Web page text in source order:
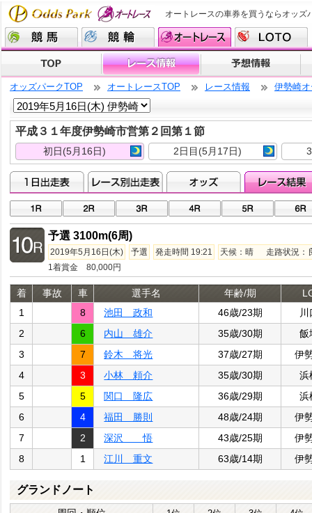
オートレースの車券を買うならオッズ
オッズパークTOP オートレースTOP レース情報 伊勢崎
平成３１年度伊勢崎市営第２回第１節
初日(5月16日) 2日目(5月17日)
予選 3100m(6周)
2019年5月16日(木) 予選 発走時間 19:21
天候：晴 走路状況
1着賞金 80,000円
着 事故 車 選手名 年齢/期
1
8 池田 政和 46歳/23期
川
2
6 内山 雄介 35歳/30期
飯
3
7 鈴木 将光 37歳/27期
伊
4
3 小林 頼介 35歳/30期
浜
5
5 関口 隆広 36歳/29期
浜
6
4 福田 勝則 48歳/24期
伊
7
2 深沢 悟 43歳/25期
伊
8
1 江川 重文 63歳/14期 伊
グランドノート